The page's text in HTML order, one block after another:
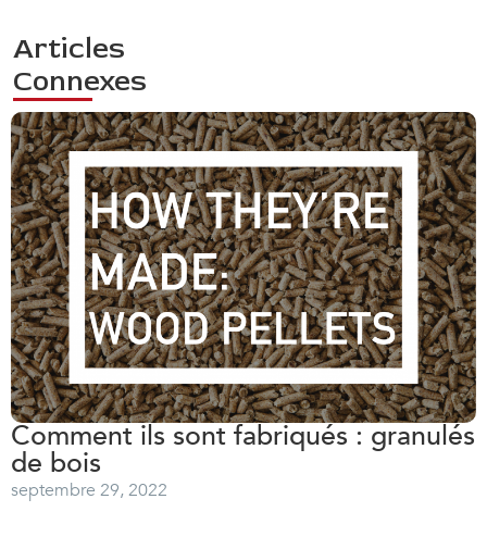
Articles
Connexes
Comment ils sont fabriqués : granulés
de bois
septembre 29, 2022